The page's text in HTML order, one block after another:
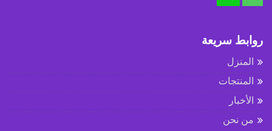
روابط سريعة
المنزل
المنتجات
الأخبار
من نحن